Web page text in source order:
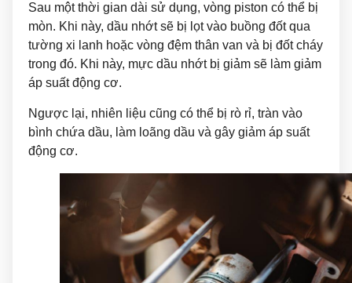
Sau một thời gian dài sử dụng, vòng piston có thể bị
mòn. Khi này, dầu nhớt sẽ bị lọt vào buồng đốt qua
tường xi lanh hoặc vòng đệm thân van và bị đốt cháy
trong đó. Khi này, mực dầu nhớt bị giảm sẽ làm giảm
áp suất động cơ.
Ngược lại, nhiên liệu cũng có thể bị rò rỉ, tràn vào
bình chứa dầu, làm loãng dầu và gây giảm áp suất
động cơ.